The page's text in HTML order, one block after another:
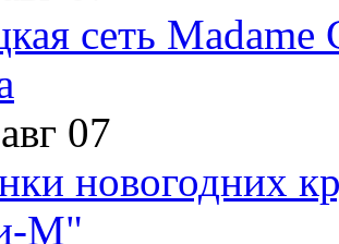
сеть Madame
07
новогодних
М"